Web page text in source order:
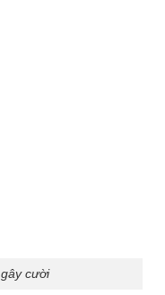
cười